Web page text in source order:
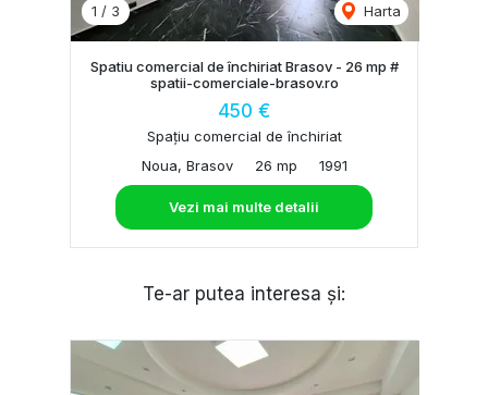
1 / 3 Harta
Spatiu comercial de închiriat Brasov - 26 mp #
spatii-comerciale-brasov.ro
450 €
Spațiu comercial de închiriat
Noua, Brasov
26 mp 1991
Vezi mai multe detalii
Te-ar putea interesa și: